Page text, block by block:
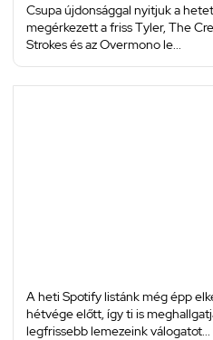
Csupa újdonsággal nyitjuk a
megérkezett a friss Tyler, The
Strokes és az Overmono le...
A heti Spotify listánk még épp
hétvége előtt, így ti is
legfrissebb lemezeink válogatot...